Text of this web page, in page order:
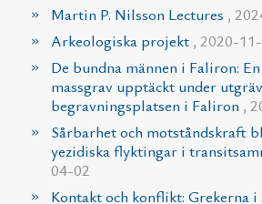
Martin P. Nilsson Lectures ,
Arkeologiska projekt , 2020-
De bundna männen i Faliron:
massgrav upptäckt under
begravningsplatsen i Faliron ,
Sårbarhet och motståndskraft
yezidiska flyktingar i
04-02
Kontakt och konflikt: Grekerna